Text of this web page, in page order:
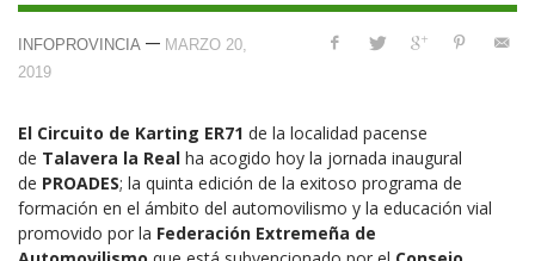
INFOPROVINCIA — MARZO 20,
2019
El Circuito de Karting ER71 de la localidad pacense
de Talavera la Real ha acogido hoy la jornada inaugural
de PROADES; la quinta edición de la exitoso programa de
formación en el ámbito del automovilismo y la educación vial
promovido por la Federación Extremeña de